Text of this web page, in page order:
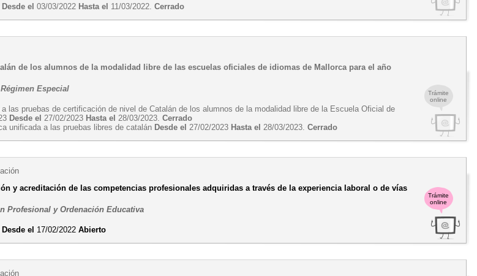
Desde el 03/03/2022 Hasta el 11/03/2022.Cerrado
Trámite
online
de los alumnos de la modalidad libre de las escuelas oficiales de idiomas de Mallorca para el año
Especial
las pruebas de certificación de nivel de Catalán de los alumnos de la modalidad libre de la Escuela Oficial de
Desde el 27/02/2023 Hasta el 28/03/2023.Cerrado
unificada a las pruebas libres de catalán Desde el 27/02/2023 Hasta el 28/03/2023.Cerrado
Trámite
online
y acreditación de las competencias profesionales adquiridas a través de la experiencia laboral o de vías
Profesional y Ordenación Educativa
Desde el 17/02/2022Abierto